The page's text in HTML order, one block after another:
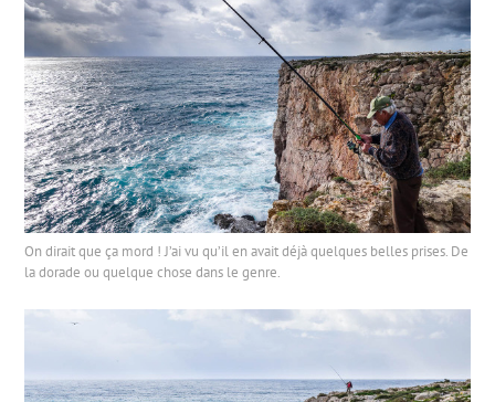
On dirait que ça mord ! J’ai vu qu’il en avait déjà quelques belles prises. De
la dorade ou quelque chose dans le genre.